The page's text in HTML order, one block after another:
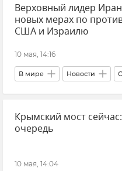
Верховный лидер
новых мерах по
США и Израилю
10 мая, 14:16
В мире Новости
Моджтаба Хаменеи
Крымский мост
очередь
10 мая, 14:04